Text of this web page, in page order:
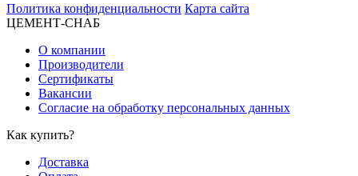
Политика конфиденциальности Карта сайта
ЦЕМЕНТ-СНАБ
О компании
Производители
Сертификаты
Вакансии
Согласие на обработку персональных данных
Как купить?
Доставка